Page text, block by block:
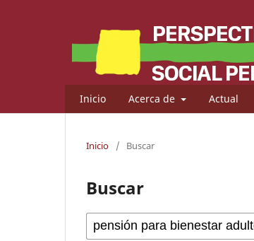
Inicio Acerca de Actual
Inicio / Buscar
Buscar